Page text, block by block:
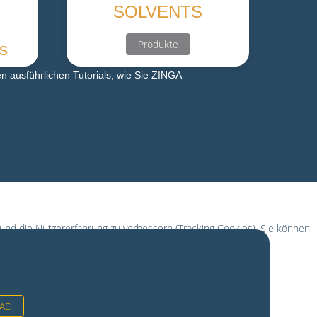
SOLVENTS
Produkte
ausführlichen Tutorials, wie Sie ZINGA
die Nutzererfahrung zu verbessern (Tracking Cookies). Sie können
der Seite zur Verfügung stehen.